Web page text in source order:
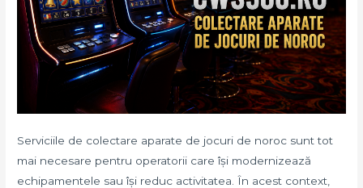
Serviciile de colectare aparate de jocuri de noroc sunt tot
mai necesare pentru operatorii care își modernizează
echipamentele sau își reduc activitatea. În acest context,